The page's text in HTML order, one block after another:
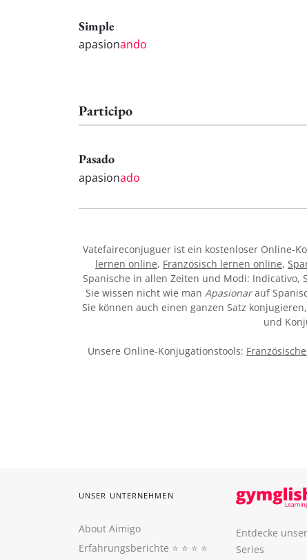
Simple
apasionando
Participo
Pasado
apasionado
Vatefaireconjuguer ist ein kostenloser Online-
lernen online, Französisch lernen online,
Spanische in allen Zeiten und Modi: Indicativo,
Sie wissen nicht wie man Apasionarauf
Sie können auch einen ganzen Satz
und
Unsere Online-Konjugationstools:
UNSER UNTERNEHMEN
About Aimigo
Erfahrungsberichte ⭐️ ⭐️ ⭐️ ⭐️
Entdecke
Series